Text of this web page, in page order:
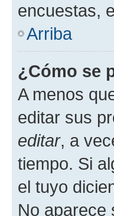
encuestas,
Arriba
¿Cómo se
A menos
editar sus
editar, a
tiempo. Si
el tuyo
No aparece